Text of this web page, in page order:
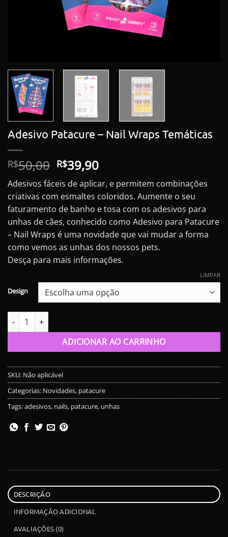
Adesivo Patacure – Nail Wraps Temáticas
R$50,00 O
preço
original
era:
R$50,00.
R$39,90O
atual
é:
R$39,90.
Adesivos fáceis de aplicar, e permitem combinações
criativas com esmaltes coloridos. Aumente o seu
faturamento de banho e tosa com os adesivos para
unhas de cães, conhecido como Adesivo para Patacure
– Nail Wraps é uma novidade que vai mudar a forma
como vemos as unhas dos nossos pets.
Desça para mais informações.
Design
LIMPAR
Adesivo Patacure - Nail Wraps Temáticas quantidade
ADICIONAR AO CARRINHO
SKU: Não aplicável
Categorias: Novidades, patacure
Tags:adesivos, nails, patacure, unhas
DESCRIÇÃO
INFORMAÇÃO ADICIONAL
AVALIAÇÕES (0)